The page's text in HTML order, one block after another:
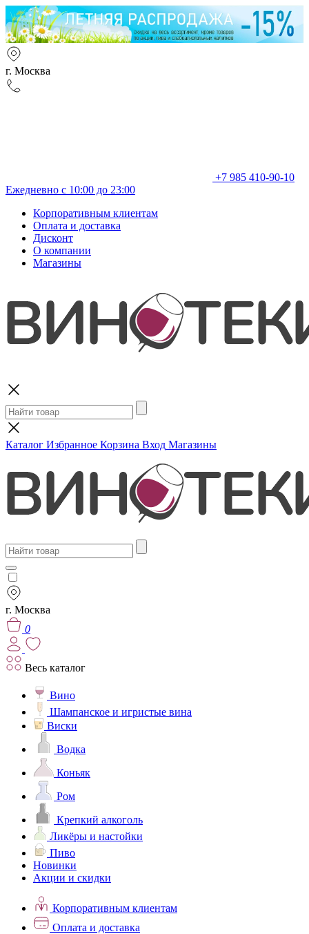
г. Москва
+7 985 410-90-10
Ежедневно с 10:00 до 23:00
Корпоративным клиентам
Оплата и доставка
Дисконт
О компании
Магазины
Каталог Избранное Корзина Вход Магазины
г. Москва
0
Весь каталог
Вино
Шампанское и игристые вина
Виски
Водка
Коньяк
Ром
Крепкий алкоголь
Ликёры и настойки
Пиво
Новинки
Акции и скидки
Корпоративным клиентам
Оплата и доставка